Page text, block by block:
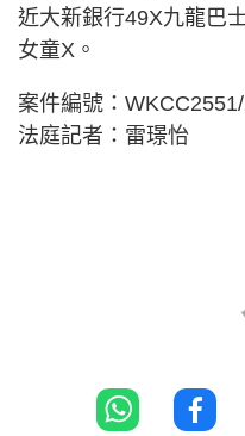
近大新銀行49X九龍巴
女童X。
案件編號：
法庭記者：雷璟怡